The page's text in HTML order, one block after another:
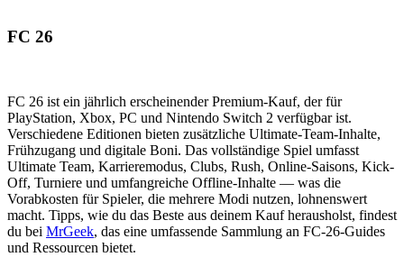
FC 26
FC 26 ist ein jährlich erscheinender Premium-Kauf, der für
PlayStation, Xbox, PC und Nintendo Switch 2 verfügbar ist.
Verschiedene Editionen bieten zusätzliche Ultimate-Team-Inhalte,
Frühzugang und digitale Boni. Das vollständige Spiel umfasst
Ultimate Team, Karrieremodus, Clubs, Rush, Online-Saisons, Kick-
Off, Turniere und umfangreiche Offline-Inhalte — was die
Vorabkosten für Spieler, die mehrere Modi nutzen, lohnenswert
macht. Tipps, wie du das Beste aus deinem Kauf herausholst, findest
du bei MrGeek, das eine umfassende Sammlung an FC-26-Guides
und Ressourcen bietet.